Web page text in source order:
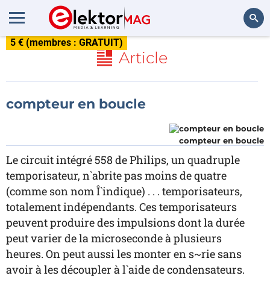
5 € (membres : GRATUIT)
Article
compteur en boucle
compteur en boucle
Le circuit intégré 558 de Philips, un quadruple
temporisateur, n`abrite pas moins de quatre
(comme son nom Î`indique) . . . temporisateurs,
totalement indépendants. Ces temporisateurs
peuvent produire des impulsions dont la durée
peut varier de la microseconde à plusieurs
heures. On peut aussi les monter en s~rie sans
avoir à les découpler à l`aide de condensateurs.